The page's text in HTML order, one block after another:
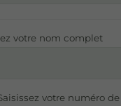
votre nom complet
votre numéro